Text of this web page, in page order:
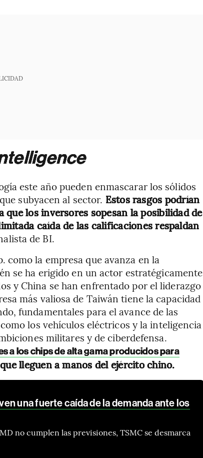
este año pueden enmascarar los sólidos
subyacen al sector. Estos rasgos podrían
los inversores sopesan la posibilidad de
caída de las calificaciones respaldan
de BI.
como la empresa que avanza en la
se ha erigido en un actor estratégicamente
y China se han enfrentado por el liderazgo
más valiosa de Taiwán tiene la capacidad
fundamentales para el avance de las
los vehículos eléctricos y la inteligencia
militares y de ciberdefensa.
a los chips de alta gama producidos para
lleguen a manos del ejército chino.
una fuerte caída de la demanda ante los
no cumplen las previsiones, TSMC se desmarca